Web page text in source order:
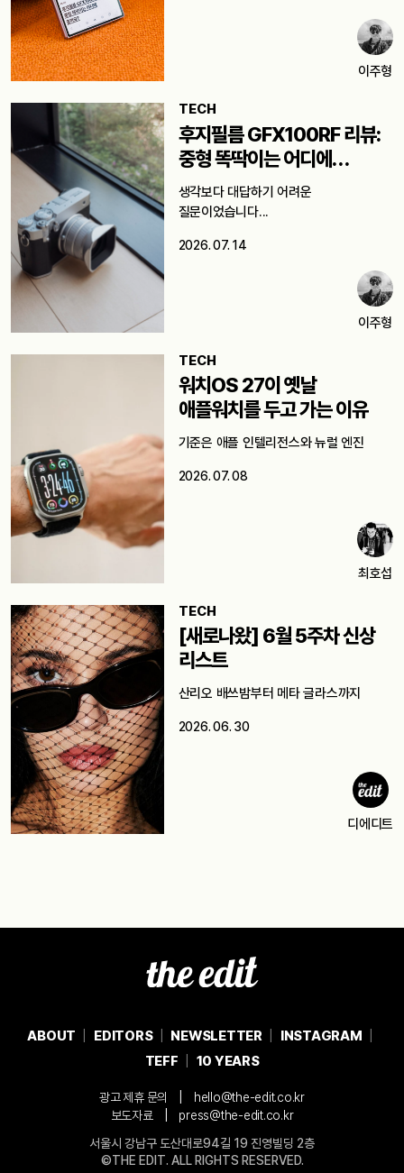
이주형
TECH
후지필름 GFX100RF 리뷰:
중형 똑딱이는 어디에
쓸까요?
생각보다 대답하기 어려운
질문이었습니다...
2026. 07. 14
이주형
TECH
워치OS 27이 옛날
애플워치를 두고 가는 이유
기준은 애플 인텔리전스와 뉴럴 엔진
2026. 07. 08
최호섭
TECH
[새로나왔] 6월 5주차 신상
리스트
산리오 배쓰밤부터 메타 글라스까지
2026. 06. 30
디에디트
ABOUT EDITORS NEWSLETTER
INSTAGRAM
TEFF
10 YEARS
광고 제휴 문의
hello@the-edit.co.kr
보도자료
press@the-edit.co.kr
서울시 강남구 도산대로94길 19 진영빌딩 2층
©THE EDIT. ALL RIGHTS RESERVED.